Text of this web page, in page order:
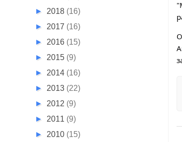
► 2018 (16)
► 2017 (16)
► 2016 (15)
► 2015 (9)
► 2014 (16)
► 2013 (22)
► 2012 (9)
► 2011 (9)
► 2010 (15)